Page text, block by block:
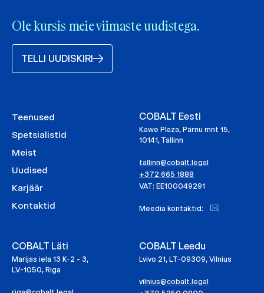
Ole kursis meie viimaste uudistega.
TELLI UUDISKIRI
Teenused
Spetsialistid
Meist
Uudised
Karjäär
Kontaktid
COBALT Eesti
Kawe Plaza, Pärnu mnt 15,
10141, Tallinn
tallinn@cobalt.legal
+372 665 1888
VAT: EE100049291
Meedia kontaktid:
COBALT Läti
Marijas iela 13 K-2 - 3,
LV-1050, Riga
COBALT Leedu
Lvivo 21, LT-09309, Vilnius
vilnius@cobalt.legal